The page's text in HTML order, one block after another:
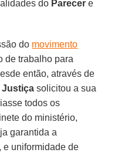
do Parecer e
do movimento
de trabalho para
então, através de
Justiça solicitou a sua
todos os
do ministério,
garantida a
e uniformidade de